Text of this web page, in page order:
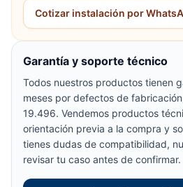
Cotizar instalación por
Garantía y soporte técnico
Todos nuestros productos tienen
meses por defectos de
19.496. Vendemos productos
orientación previa a la compra y
tienes dudas de compatibilidad,
revisar tu caso antes de confirmar.